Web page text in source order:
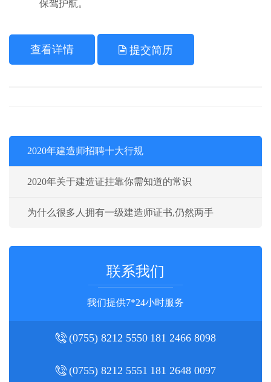
保驾护航。
查看详情 提交简历
2020年建造师招聘十大行规
2020年关于建造证挂靠你需知道的常识
为什么很多人拥有一级建造师证书,仍然两手
联系我们
我们提供7*24小时服务
(0755) 8212 5550 181 2466 8098
(0755) 8212 5551 181 2648 0097